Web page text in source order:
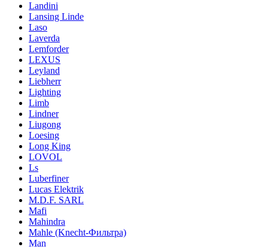
Landini
Lansing Linde
Laso
Laverda
Lemforder
LEXUS
Leyland
Liebherr
Lighting
Limb
Lindner
Liugong
Loesing
Long King
LOVOL
Ls
Luberfiner
Lucas Elektrik
M.D.F. SARL
Mafi
Mahindra
Mahle (Knecht-Фильтра)
Man